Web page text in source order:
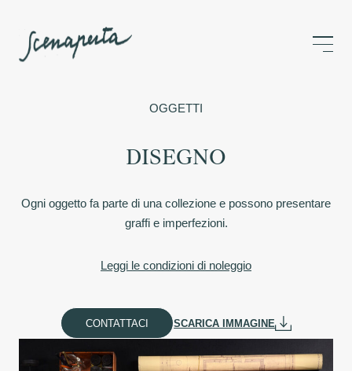
OGGETTI
DISEGNO
Ogni oggetto fa parte di una collezione e possono presentare
graffi e imperfezioni.
Leggi le condizioni di noleggio
CONTATTACI SCARICA IMMAGINE